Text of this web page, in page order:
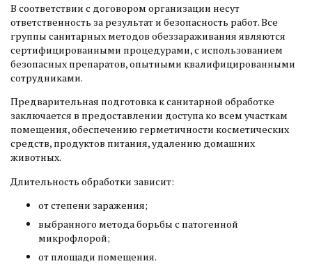
В соответствии с договором организации несут
ответственность за результат и безопасность работ. Все
группы санитарных методов обеззараживания являются
сертифицированными процедурами, с использованием
безопасных препаратов, опытными квалифицированными
сотрудниками.
Предварительная подготовка к санитарной обработке
заключается в предоставлении доступа ко всем участкам
помещения, обеспечению герметичности косметических
средств, продуктов питания, удалению домашних
животных.
Длительность обработки зависит:
от степени заражения;
выбранного метода борьбы с патогенной
микрофлорой;
от площади помещения.